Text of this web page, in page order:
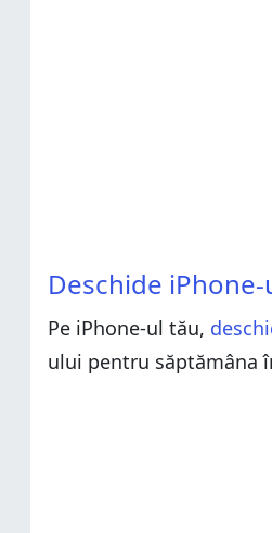
Cât timp utilizezi iPhone-
Deschide
Pe iPhone-ul tău,
ului pentru săptămâna